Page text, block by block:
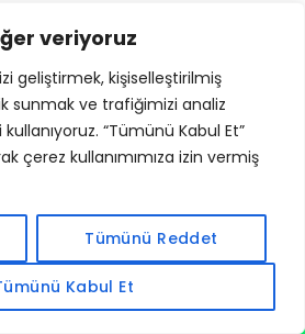
veriyoruz
geliştirmek, kişiselleştirilmiş
sunmak ve trafiğimizi analiz
“Tümünü Kabul Et”
çerez kullanımımıza izin vermiş
Tümünü Reddet
Kabul Et
en güçlü cihaz takip
tanesidir. Program ile bir